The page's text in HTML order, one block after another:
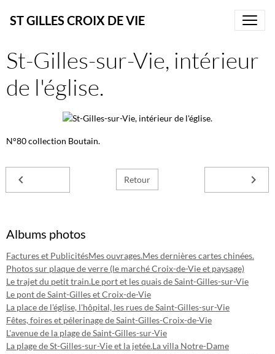
ST GILLES CROIX DE VIE
St-Gilles-sur-Vie, intérieur
de l'église.
N°80 collection Boutain.
Retour
Albums photos
Factures et PublicitésMes ouvrages.Mes dernières cartes chinées.
Photos sur plaque de verre (le marché Croix-de-Vie et paysage)
Le trajet du petit train.Le port et les quais de Saint-Gilles-sur-Vie
Le pont de Saint-Gilles et Croix-de-Vie
La place de l'église, l'hôpital, les rues de Saint-Gilles-sur-Vie
Fêtes, foires et pélerinage de Saint-Gilles-Croix-de-Vie
L'avenue de la plage de Saint-Gilles-sur-Vie
La plage de St-Gilles-sur-Vie et la jetée.La villa Notre-Dame